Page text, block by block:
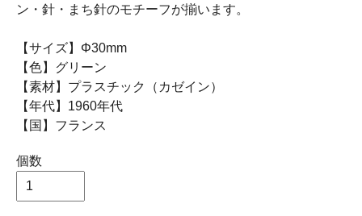
ン・針・まち針のモチーフが揃います。
【サイズ】Φ30mm
【色】グリーン
【素材】プラスチック（カゼイン）
【年代】1960年代
【国】フランス
個数